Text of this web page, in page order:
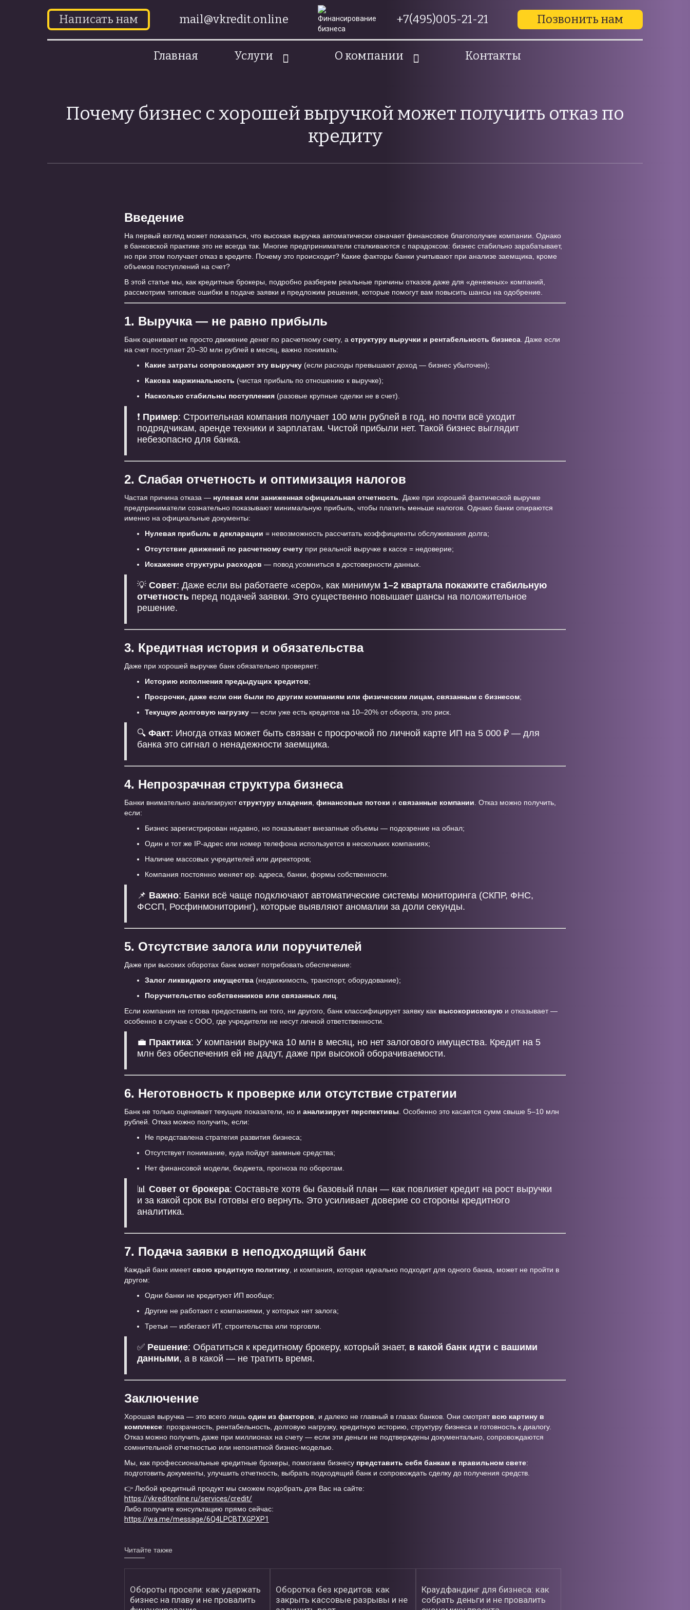
Написать нам mail@vkredit.online +7(495)005-21-21 Позвонить нам
Главная Услуги О компании Контакты
Почему бизнес с хорошей выручкой может получить отказ по
кредиту
Введение
На первый взгляд может показаться, что высокая выручка автоматически означает финансовое благополучие компании. Однако
в банковской практике это не всегда так. Многие предприниматели сталкиваются с парадоксом: бизнес стабильно зарабатывает,
но при этом получает отказ в кредите. Почему это происходит? Какие факторы банки учитывают при анализе заемщика, кроме
объемов поступлений на счет?
В этой статье мы, как кредитные брокеры, подробно разберем реальные причины отказов даже для «денежных» компаний,
рассмотрим типовые ошибки в подаче заявки и предложим решения, которые помогут вам повысить шансы на одобрение.
1. Выручка — не равно прибыль
Банк оценивает не просто движение денег по расчетному счету, а структуру выручки и рентабельность бизнеса . Даже если
на счет поступает 20–30 млн рублей в месяц, важно понимать:
Какие затраты сопровождают эту выручку (если расходы превышают доход — бизнес убыточен);
Какова маржинальность (чистая прибыль по отношению к выручке);
Насколько стабильны поступления (разовые крупные сделки не в счет).
❗ Пример: Строительная компания получает 100 млн рублей в год, но почти всё уходит
подрядчикам, аренде техники и зарплатам. Чистой прибыли нет. Такой бизнес выглядит
небезопасно для банка.
2. Слабая отчетность и оптимизация налогов
Частая причина отказа — нулевая или заниженная официальная отчетность . Даже при хорошей фактической выручке
предприниматели сознательно показывают минимальную прибыль, чтобы платить меньше налогов. Однако банки опираются
именно на официальные документы:
Нулевая прибыль в декларации = невозможность рассчитать коэффициенты обслуживания долга;
Отсутствие движений по расчетному счету при реальной выручке в кассе = недоверие;
Искажение структуры расходов — повод усомниться в достоверности данных.
💡 Совет: Даже если вы работаете «серо», как минимум 1–2 квартала покажите стабильную
отчетность перед подачей заявки. Это существенно повышает шансы на положительное
решение.
3. Кредитная история и обязательства
Даже при хорошей выручке банк обязательно проверяет:
Историю исполнения предыдущих кредитов;
Просрочки, даже если они были по другим компаниям или физическим лицам, связанным с бизнесом;
Текущую долговую нагрузку — если уже есть кредитов на 10–20% от оборота, это риск.
🔍 Факт: Иногда отказ может быть связан с просрочкой по личной карте ИП на 5 000 ₽ — для
банка это сигнал о ненадежности заемщика.
4. Непрозрачная структура бизнеса
Банки внимательно анализируютструктуру владения финансовые потоки и связанные компании . Отказ можно получить,
если:
Бизнес зарегистрирован недавно, но показывает внезапные объемы — подозрение на обнал;
Один и тот же IP-адрес или номер телефона используется в нескольких компаниях;
Наличие массовых учредителей или директоров;
Компания постоянно меняет юр. адреса, банки, формы собственности.
📌 Важно: Банки всё чаще подключают автоматические системы мониторинга (СКПР, ФНС,
ФССП, Росфинмониторинг), которые выявляют аномалии за доли секунды.
5. Отсутствие залога или поручителей
Даже при высоких оборотах банк может потребовать обеспечение:
Залог ликвидного имущества (недвижимость, транспорт, оборудование);
Поручительство собственников или связанных лиц
Если компания не готова предоставить ни того, ни другого, банк классифицирует заявку как высокорисковую и отказывает —
особенно в случае с ООО, где учредители не несут личной ответственности.
💼 Практика: У компании выручка 10 млн в месяц, но нет залогового имущества. Кредит на 5
млн без обеспечения ей не дадут, даже при высокой оборачиваемости.
6. Неготовность к проверке или отсутствие стратегии
Банк не только оценивает текущие показатели, но и анализирует перспективы . Особенно это касается сумм свыше 5–10 млн
рублей. Отказ можно получить, если:
Не представлена стратегия развития бизнеса;
Отсутствует понимание, куда пойдут заемные средства;
Нет финансовой модели, бюджета, прогноза по оборотам.
📊 Совет от брокера: Составьте хотя бы базовый план — как повлияет кредит на рост выручки
и за какой срок вы готовы его вернуть. Это усиливает доверие со стороны кредитного
аналитика.
7. Подача заявки в неподходящий банк
Каждый банк имеетсвою кредитную политику , и компания, которая идеально подходит для одного банка, может не пройти в
другом:
Одни банки не кредитуют ИП вообще;
Другие не работают с компаниями, у которых нет залога;
Третьи — избегают ИТ, строительства или торговли.
✅ Решение: Обратиться к кредитному брокеру, который знает, в какой банк идти с вашими
данными, а в какой — не тратить время.
Заключение
Хорошая выручка — это всего лишь один из факторов , и далеко не главный в глазах банков. Они смотрят всю картину в
комплексе: прозрачность, рентабельность, долговую нагрузку, кредитную историю, структуру бизнеса и готовность к диалогу.
Отказ можно получить даже при миллионах на счету — если эти деньги не подтверждены документально, сопровождаются
сомнительной отчетностью или непонятной бизнес-моделью.
Мы, как профессиональные кредитные брокеры, помогаем бизнесу представить себя банкам в правильном свете:
подготовить документы, улучшить отчетность, выбрать подходящий банк и сопровождать сделку до получения средств.
👉 Любой кредитный продукт мы сможем подобрать для Вас на сайте:
https://vkreditonline.ru/services/credit/
Либо получите консультацию прямо сейчас:
https://wa.me/message/6Q4LPCBTXGPXP1
Читайте также
Обороты просели: как удержать
бизнес на плаву и не провалить
Оборотка без кредитов: как
закрыть кассовые разрывы и не
Краудфандинг для бизнеса: как
собрать деньги и не провалить